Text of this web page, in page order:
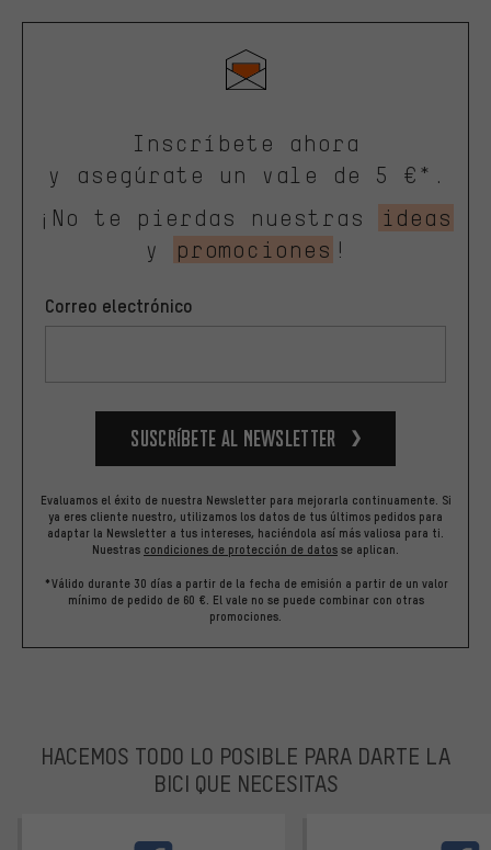
Inscríbete ahora
y asegúrate un vale de 5 €*.
¡No te pierdas nuestras
ideas
y
promociones !
Correo electrónico
Suscríbete al newsletter
Evaluamos el éxito de nuestra Newsletter para mejorarla continuamente. Si
ya eres cliente nuestro, utilizamos los datos de tus últimos pedidos para
adaptar la Newsletter a tus intereses, haciéndola así más valiosa para ti.
Nuestras condiciones de protección de datos se aplican.
*Válido durante 30 días a partir de la fecha de emisión a partir de un valor
mínimo de pedido de 60 €. El vale no se puede combinar con otras
promociones.
HACEMOS TODO LO POSIBLE PARA DARTE LA
BICI QUE NECESITAS